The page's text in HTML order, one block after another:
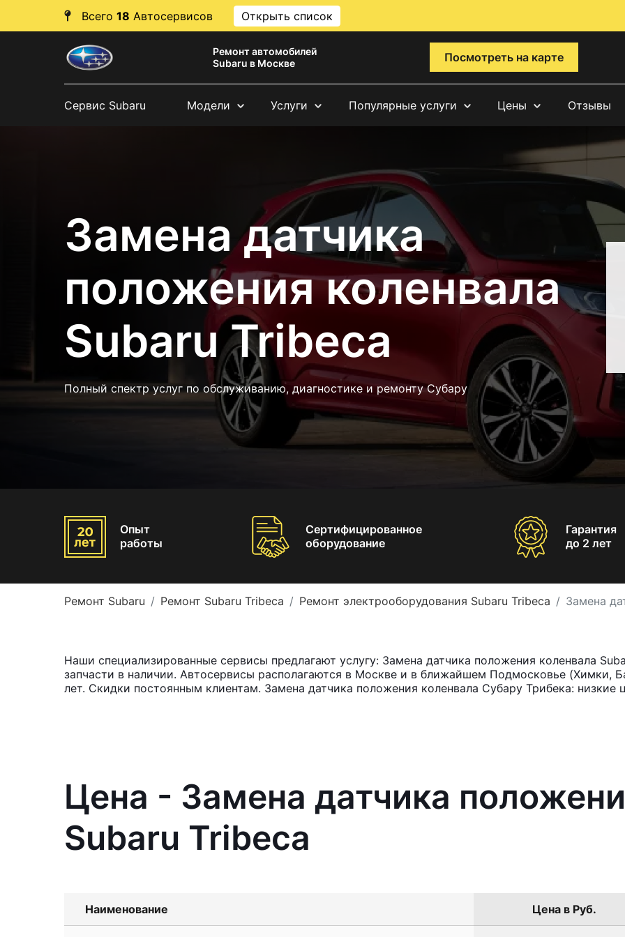
Всего 18 Автосервисов Открыть список
Ремонт автомобилей
Subaru в Москве
Посмотреть на карте
Сервис Subaru Модели Услуги Популярные услуги Цены Отзывы
Замена датчика
положения коленвала
Subaru Tribeca
Полный спектр услуг по обслуживанию, диагностике и ремонту Субару
Опыт
работы
Сертифицированное
оборудование
Гарантия
до 2 лет
Ремонт Subaru Ремонт Subaru Tribeca Ремонт электрооборудования Subaru Tribeca Замена
Наши специализированные сервисы предлагают услугу: Замена датчика положения коленвала
запчасти в наличии. Автосервисы располагаются в Москве и в ближайшем Подмосковье (Химки,
лет. Скидки постоянным клиентам. Замена датчика положения коленвала Субару Трибека: низкие
Цена - Замена датчика
Subaru Tribeca
Наименование Цена в Руб.